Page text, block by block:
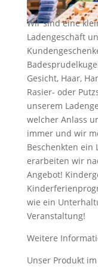
Wir sind eine
Ladengeschäft
Gesicht, Haar,
Rasier- oder
unserem
welcher Anlass
immer und wir
Beschenkten ein
erarbeiten wir
Angebot!
wie ein
Veranstaltung!
Weitere
Unser Produkt im